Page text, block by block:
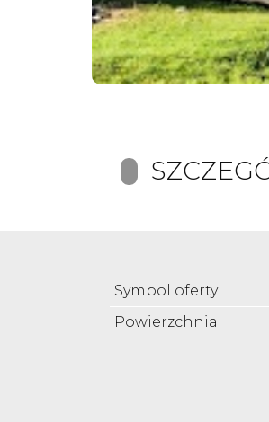
Symbol oferty
Powierzchnia